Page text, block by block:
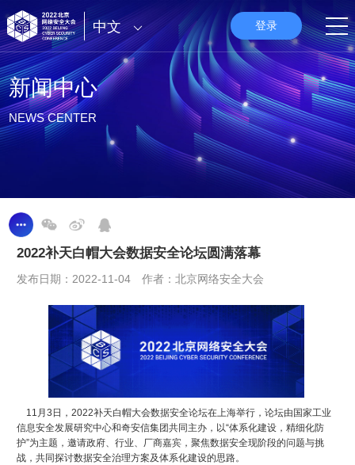
中文 登录
新闻中心
NEWS CENTER
2022补天白帽大会数据安全论坛圆满落幕
发布日期：2022-11-04 作者：北京网络安全大会
11月3日，2022补天白帽大会数据安全论坛在上海举行，论坛由国家工业
信息安全发展研究中心和奇安信集团共同主办，以“体系化建设，精细化防
护”为主题，邀请政府、行业、厂商嘉宾，聚焦数据安全现阶段的问题与挑
战，共同探讨数据安全治理方案及体系化建设的思路。